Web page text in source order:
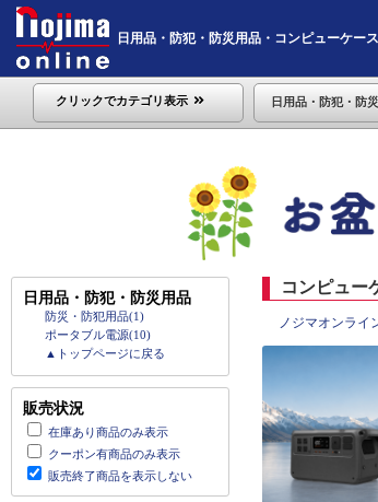
日用品・防犯・防災用品・コンピューケー
クリックでカテゴリ表示 日用品・防犯・防
日用品・防犯・防災用品
防災・防犯用品(1)
ポータブル電源(10)
▲トップページに戻る
販売状況
在庫あり商品のみ表示
クーポン有商品のみ表示
販売終了商品を表示しない
コンピュー
ノジマオンライ